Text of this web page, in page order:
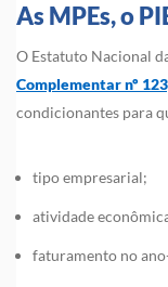
As MPEs, o
O Estatuto Nacional
Complementar nº
condicionantes para
tipo empresarial;
atividade
faturamento no